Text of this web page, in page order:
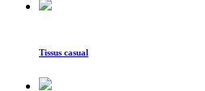
Tissus casual